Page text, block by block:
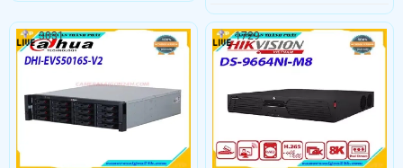
3031 1729